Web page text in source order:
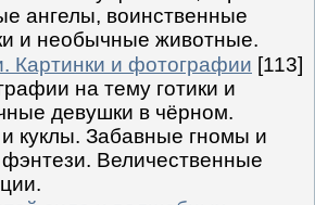
ангелы, воинственные
и необычные животные.
Картинки и фотографии [113]
на тему готики и
девушки в чёрном.
куклы. Забавные гномы и
Величественные